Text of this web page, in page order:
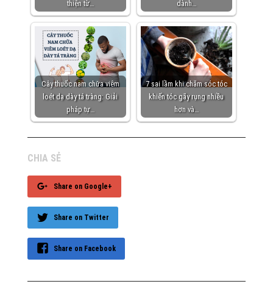
thiện từ…
dành…
Cây thuốc nam chữa viêm
loét dạ dày tá tràng: Giải
pháp tự…
7 sai lầm khi chăm sóc tóc
khiến tóc gãy rụng nhiều
hơn và…
CHIA SẺ
Share on Google+
Share on Twitter
Share on Facebook